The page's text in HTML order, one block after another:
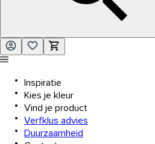
Inspiratie
Kies je kleur
Vind je product
Verfklus advies
Duurzaamheid